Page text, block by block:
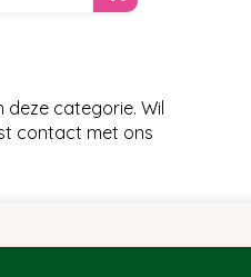
deze categorie. Wil
contact met ons